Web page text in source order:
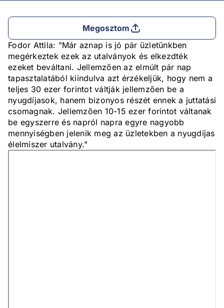
Megosztom
Fodor Attila: "Már aznap is jó pár üzletünkben
megérkeztek ezek az utalványok és elkezdték
ezeket beváltani. Jellemzően az elmúlt pár nap
tapasztalatából kiindulva azt érzékeljük, hogy nem a
teljes 30 ezer forintot váltják jellemzően be a
nyugdíjasok, hanem bizonyos részét ennek a juttatási
csomagnak. Jellemzően 10-15 ezer forintot váltanak
be egyszerre és napról napra egyre nagyobb
mennyiségben jelenik meg az üzletekben a nyugdíjas
élelmiszer utalvány."